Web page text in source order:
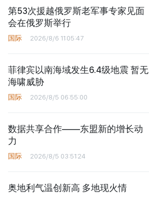
第53次援越俄罗斯老军事专家见面
会在俄罗斯举行
国际 2026/8/6 11:05:47
菲律宾以南海域发生6.4级地震 暂无
海啸威胁
国际 2026/8/5 06:55:00
数据共享合作——东盟新的增长动
力
国际 2026/8/5 03:51:24
奥地利气温创新高 多地现火情